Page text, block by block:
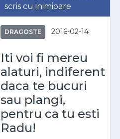
scris cu inimioare
DRAGOSTE 2016-02-14
Iti voi fi mereu
alaturi, indiferent
daca te bucuri
sau plangi,
pentru ca tu esti
Radu!